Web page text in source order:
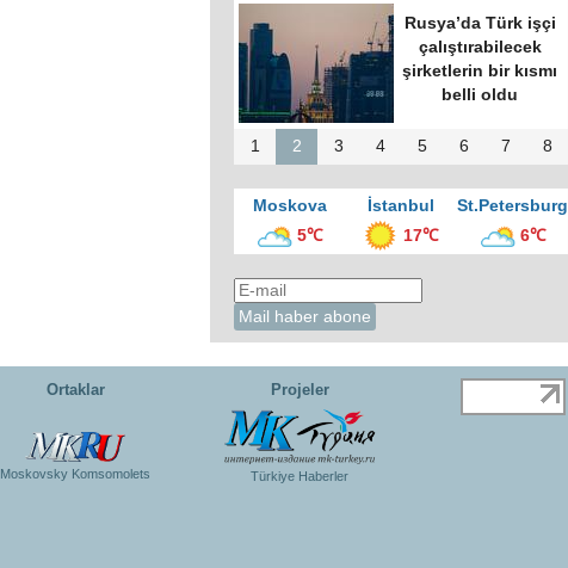
Rusya’da Türk işçi
çalıştırabilecek
şirketlerin bir kısmı
belli oldu
1 2 3 4 5 6 7 8
Moskova İstanbul
St.Petersburg
5℃
17℃ 6℃
Ortaklar
Moskovsky Komsomolets
Projeler
Türkiye Haberler